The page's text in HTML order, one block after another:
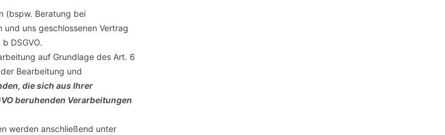
(bspw. Beratung bei
uns geschlossenen Vertrag
DSGVO.
auf Grundlage des Art. 6
Bearbeitung und
die sich aus Ihrer
beruhenden Verarbeitungen
werden anschließend unter